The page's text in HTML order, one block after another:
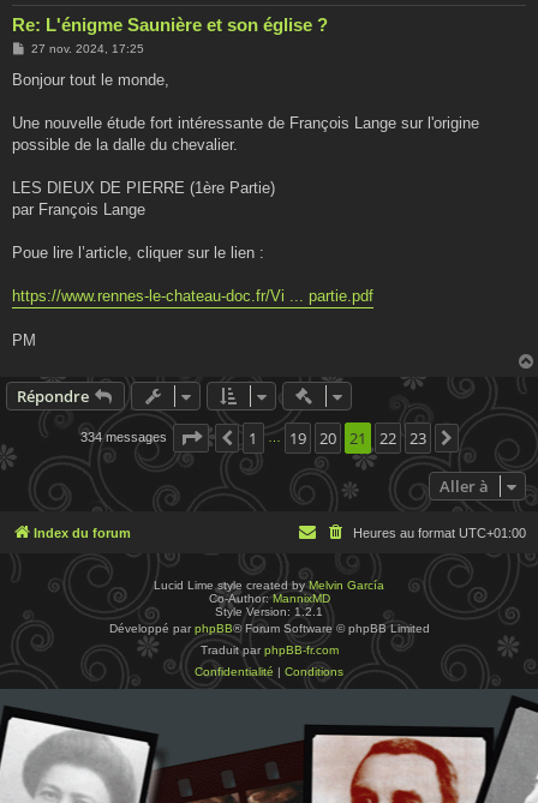
Re: L'énigme Saunière et son église ?
M
s
g
27 nov. 2024, 17:25
Bonjour tout le monde,
Une nouvelle étude fort intéressante de François Lange sur l'origine
possible de la dalle du chevalier.
LES DIEUX DE PIERRE (1ère Partie)
par François Lange
Poue lire l’article, cliquer sur le lien :
https://www.rennes-le-chateau-doc.fr/Vi ... partie.pdf
PM
Répondre Actions rapides de
334 messages Page 21 sur 23
Précédente
1 … 19 20 21 22 23 Suivante
Aller à
Index du forum Heures au format UTC+01:00
Lucid Lime style created byMelvin García
Co-Author:MannixMD
Style Version: 1.2.1
Développé par phpBB® Forum Software © phpBB Limited
Traduit par phpBB-fr.com
Confidentialité | Conditions